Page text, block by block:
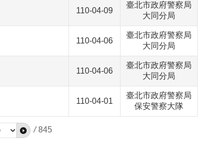
110-04-09
臺北市政府警察局
大同分局
110-04-06
臺北市政府警察局
大同分局
110-04-06
臺北市政府警察局
大同分局
110-04-01
臺北市政府警察局
保安警察大隊
/ 845